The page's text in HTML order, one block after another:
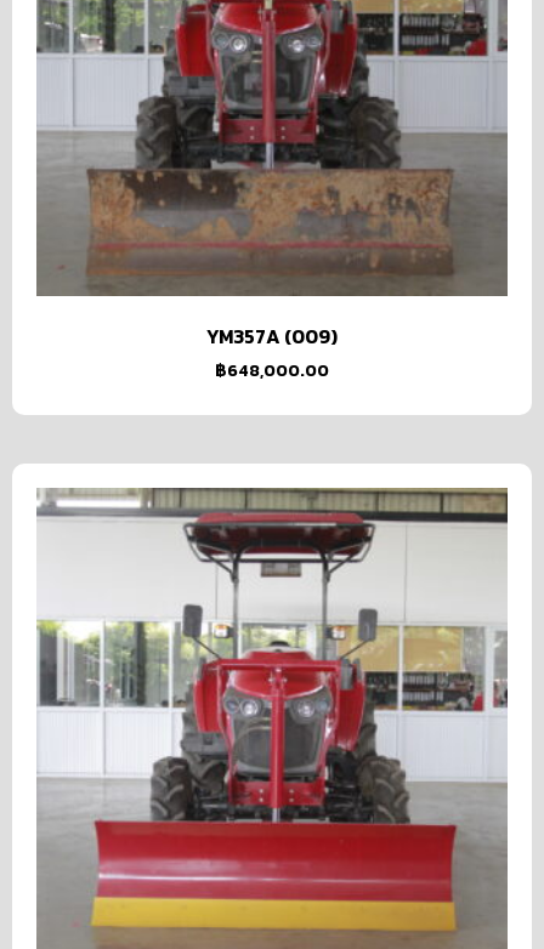
YM357A (009)
฿648,000.00